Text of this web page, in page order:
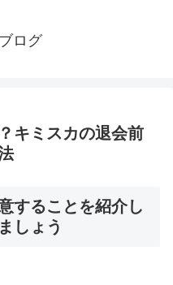
ログ
キミスカの退会前
することを紹介し
しょう